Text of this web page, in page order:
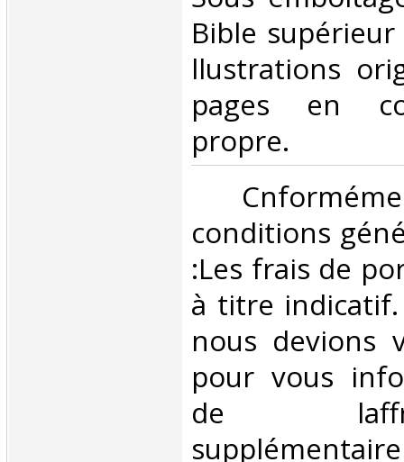
Bible
llustrations
pages en
propre. ‎
conditions
:Les frais de
à titre
nous devions
pour vous
de